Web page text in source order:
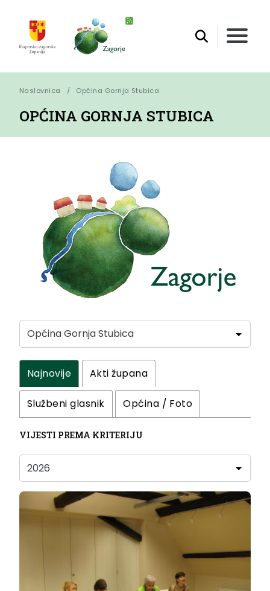
Naslovnica Općina Gornja Stubica
OPĆINA GORNJA STUBICA
Najnovije Akti župana
Službeni glasnik Općina / Foto
VIJESTI PREMA KRITERIJU